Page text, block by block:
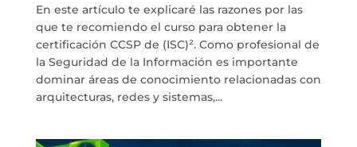
En este artículo te explicaré las razones por las
que te recomiendo el curso para obtener la
certificación CCSP de (ISC)². Como profesional de
la Seguridad de la Información es importante
dominar áreas de conocimiento relacionadas con
arquitecturas, redes y sistemas,...